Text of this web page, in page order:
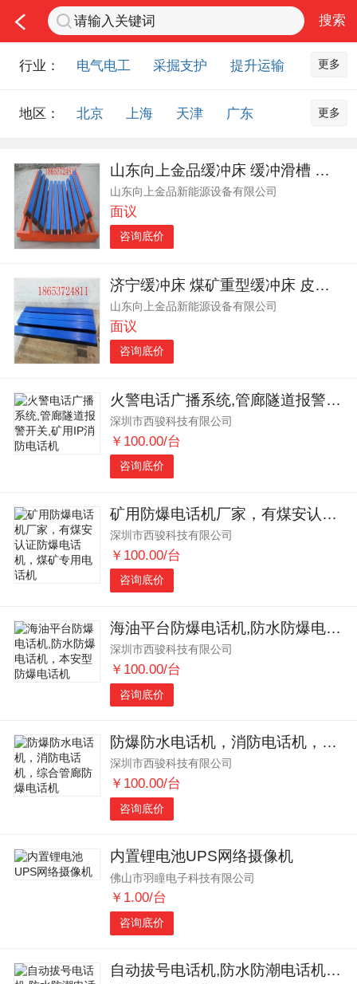
行业： 电气电工 采掘支护
提升运输
排水设备
钻探设备
非金属品
化工化学
安防设备
矿用物资
应急救援
农业机械
交通机械
更多
地区： 北京 上海 天津
广东
山东
内蒙古 黑龙江
吉林
辽宁
江苏 浙江
湖北
湖南
安徽
江西
陕西
云南
西藏 甘肃
青海
宁夏
海南 新疆
台湾
香港
澳门
更多
山东向上金品缓冲床 缓冲滑槽 设计巧妙 应用广泛
山东向上金品新能源设备有限公司
面议
咨询底价
济宁缓冲床 煤矿重型缓冲床 皮带机阻燃抗静电缓冲床
山东向上金品新能源设备有限公司
面议
咨询底价
火警电话广播系统,管廊隧道报警开关,矿用IP消防电话机
深圳市西骏科技有限公司
￥100.00/台
咨询底价
矿用防爆电话机厂家，有煤安认证防爆电话机，煤矿专用电话机
深圳市西骏科技有限公司
￥100.00/台
咨询底价
海油平台防爆电话机,防水防爆电话机，本安型防爆电话机
深圳市西骏科技有限公司
￥100.00/台
咨询底价
防爆防水电话机，消防电话机，综合管廊防爆电话机
深圳市西骏科技有限公司
￥100.00/台
咨询底价
内置锂电池UPS网络摄像机
佛山市羽瞳电子科技有限公司
￥1.00/台
咨询底价
自动拔号电话机,防水防潮电话机报价,银行客服电话机